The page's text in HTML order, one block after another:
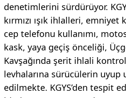
denetimlerini sürdürüyor.
kırmızı ışık ihlalleri,
cep telefonu kullanımı,
kask, yaya geçiş önceliği,
Kavşağında şerit ihlali
levhalarına sürücülerin uyup
edilmekte. KGYS’den tespit